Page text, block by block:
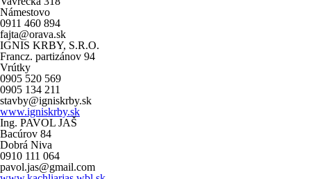
Námestovo
0911 460 894
fajta@orava.sk
IGNIS KRBY, S.R.O.
Francz. partizánov 94
Vrútky
0905 520 569
0905 134 211
stavby@igniskrby.sk
www.igniskrby.sk
Ing. PAVOL JAŠ
Bacúrov 84
Dobrá Niva
0910 111 064
pavol.jas@gmail.com